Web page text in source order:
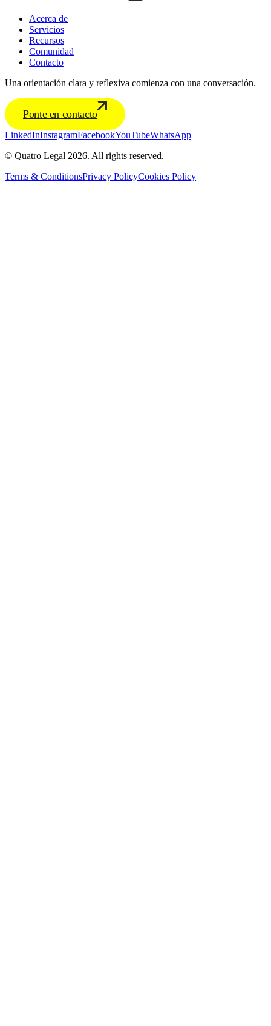
Acerca de
Servicios
Recursos
Comunidad
Contacto
Una orientación clara y reflexiva comienza con una conversación.
Ponte en contacto
LinkedInInstagramFacebookYouTubeWhatsApp
© Quatro Legal 2026. All rights reserved.
Terms & ConditionsPrivacy PolicyCookies Policy